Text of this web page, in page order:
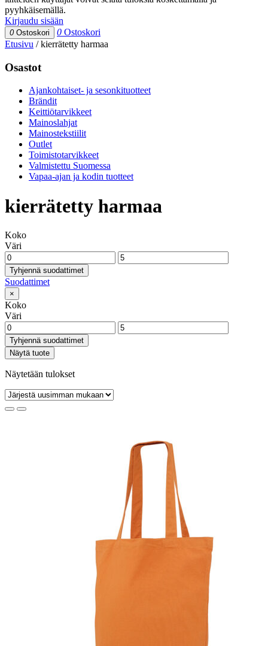
pyyhkäisemällä.
Kirjaudu sisään
0 Ostoskori 0 Ostoskori
Etusivu /kierrätetty harmaa
Osastot
Ajankohtaiset- ja sesonkituotteet
Brändit
Keittiötarvikkeet
Mainoslahjat
Mainostekstiilit
Outlet
Toimistotarvikkeet
Valmistettu Suomessa
Vapaa-ajan ja kodin tuotteet
kierrätetty harmaa
Koko
Väri
Tyhjennä suodattimet
Suodattimet
×
Koko
Väri
Tyhjennä suodattimet
Näytä tuote
Näytetään tulokset